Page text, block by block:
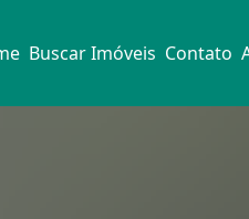
Buscar Imóveis Contato